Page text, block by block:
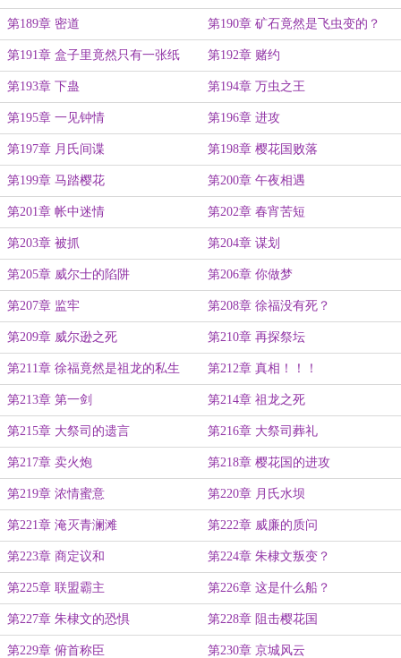
第189章 密道 第190章 矿石竟然是飞虫变的？
第191章 盒子里竟然只有一张纸 第192章 赌约
第193章 下蛊 第194章 万虫之王
第195章 一见钟情 第196章 进攻
第197章 月氏间谍 第198章 樱花国败落
第199章 马踏樱花 第200章 午夜相遇
第201章 帐中迷情 第202章 春宵苦短
第203章 被抓 第204章 谋划
第205章 威尔士的陷阱 第206章 你做梦
第207章 监牢 第208章 徐福没有死？
第209章 威尔逊之死 第210章 再探祭坛
第211章 徐福竟然是祖龙的私生
子？
第212章 真相！！！
第213章 第一剑 第214章 祖龙之死
第215章 大祭司的遗言 第216章 大祭司葬礼
第217章 卖火炮 第218章 樱花国的进攻
第219章 浓情蜜意 第220章 月氏水坝
第221章 淹灭青澜滩 第222章 威廉的质问
第223章 商定议和 第224章 朱棣文叛变？
第225章 联盟霸主 第226章 这是什么船？
第227章 朱棣文的恐惧 第228章 阻击樱花国
第229章 俯首称臣 第230章 京城风云